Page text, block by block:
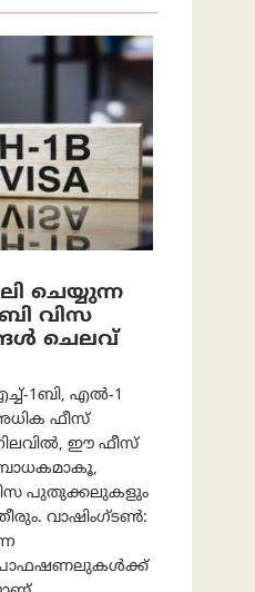
ചെയ്യുന്ന
വിസ
ചെലവ്
1ബി, എൽ-1
അധിക ഫീസ്
ഈ ഫീസ്
വിസ പുതുക്കലുകളും
വാഷിംഗ്ടണ്‍: